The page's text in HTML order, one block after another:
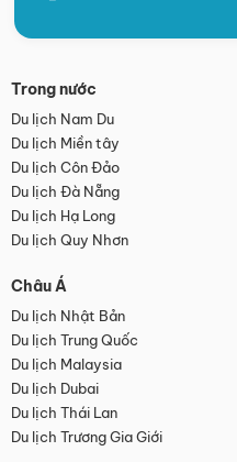
Trong nước
Du lịch Nam Du
Du lịch Miền tây
Du lịch Côn Đảo
Du lịch Đà Nẵng
Du lịch Hạ Long
Du lịch Quy Nhơn
Châu Á
Du lịch Nhật Bản
Du lịch Trung Quốc
Du lịch Malaysia
Du lịch Dubai
Du lịch Thái Lan
Du lịch Trương Gia Giới